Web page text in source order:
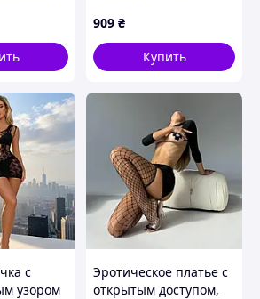
909 ₴
Купить
с
узором
Эротическое платье с
открытым доступом,